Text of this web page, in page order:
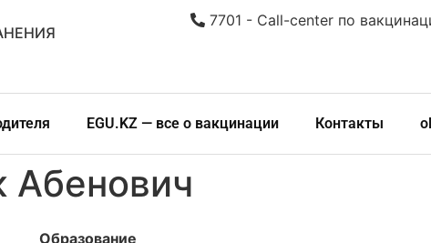
7701 - Call-center по
EGU.KZ — все о вакцинации Контакты
Абенович
Образование